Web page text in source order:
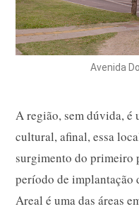
Avenida
A região, sem dúvida, é
cultural, afinal, essa
surgimento do primeiro
período de implantação
Areal é uma das áreas